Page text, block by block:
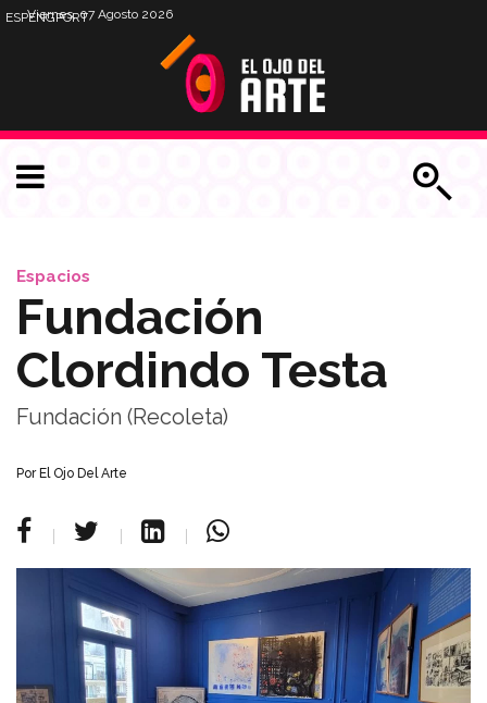
Viernes, 07 Agosto 2026
ESPENGPORT
Espacios
Fundación
Clordindo Testa
Fundación (Recoleta)
Por El Ojo Del Arte